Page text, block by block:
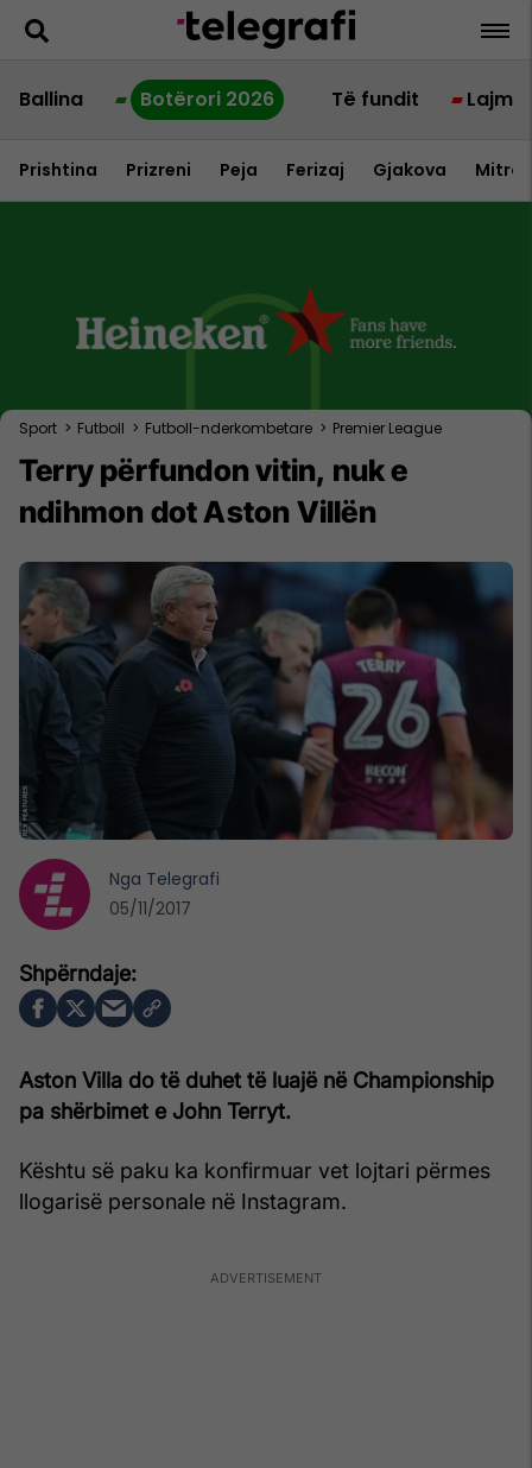
Ballina Botërori 2026 Të fundit Lajme
Prishtina Prizreni Peja Ferizaj Gjakova
Sport > Futboll > Futboll-nderkombetare > Premier League
Terry përfundon vitin, nuk e
ndihmon dot Aston Villën
Aston Villa do të duhet të luajë në Championship
pa shërbimet e John Terryt.
Kështu së paku ka konfirmuar vet lojtari përmes
llogarisë personale në Instagram.
Nga Telegrafi
05/11/2017